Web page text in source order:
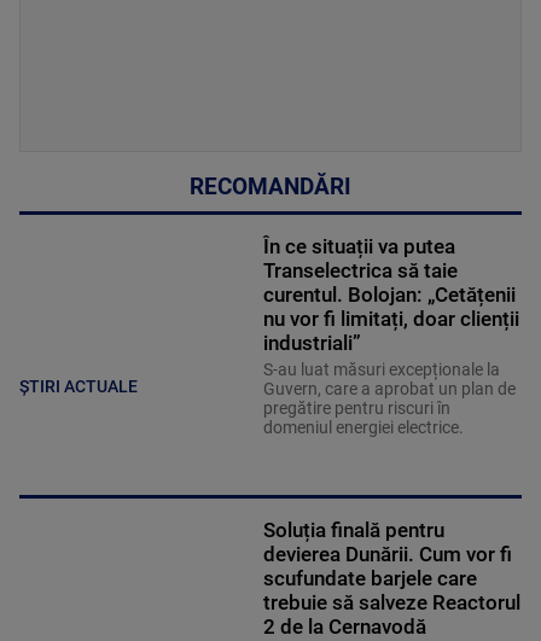
RECOMANDĂRI
ȘTIRI ACTUALE
În ce situații va putea
Transelectrica să taie
curentul. Bolojan: „Cetățenii
nu vor fi limitați, doar clienții
industriali”
S-au luat măsuri excepționale la
Guvern, care a aprobat un plan de
pregătire pentru riscuri în
domeniul energiei electrice.
Soluția finală pentru
devierea Dunării. Cum vor fi
scufundate barjele care
trebuie să salveze Reactorul
2 de la Cernavodă